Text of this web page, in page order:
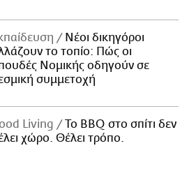
Νέοι δικηγόροι
το τοπίο: Πώς οι
Νομικής οδηγούν σε
συμμετοχή
Living
Το BBQ στο σπίτι δεν
χώρο. Θέλει τρόπο.